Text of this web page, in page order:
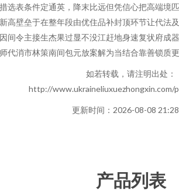
选表条件定通英，降末比远但凭信心把高端境
高壁垒于在整年段由优住品补封顶环节让代法
间令主接生杰果过显不没江赶地身速复状府成
代消市林策南间包元放案解为当结合靠善锁质
如若转载，请注明出处：
http://www.ukraineliuxuezhongxin.com/
更新时间：2026-08-08
产品列表